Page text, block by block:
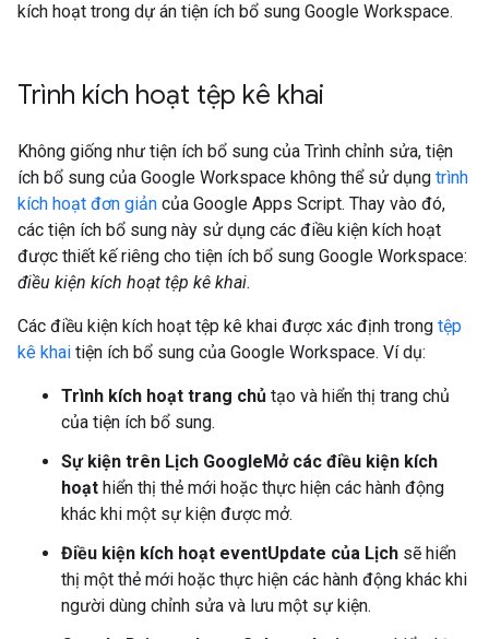
kích hoạt trong dự án tiện ích bổ sung Google Workspace.
Trình kích hoạt tệp kê khai
Không giống như tiện ích bổ sung của Trình chỉnh sửa, tiện
ích bổ sung của Google Workspace không thể sử dụng trình
kích hoạt đơn giản của Google Apps Script. Thay vào đó,
các tiện ích bổ sung này sử dụng các điều kiện kích hoạt
được thiết kế riêng cho tiện ích bổ sung Google Workspace:
điều kiện kích hoạt tệp kê khai.
Các điều kiện kích hoạt tệp kê khai được xác định trong tệp
kê khai tiện ích bổ sung của Google Workspace. Ví dụ:
Trình kích hoạt trang chủ tạo và hiển thị trang chủ
của tiện ích bổ sung.
Sự kiện trên Lịch GoogleMở các điều kiện kích
hoạt hiển thị thẻ mới hoặc thực hiện các hành động
khác khi một sự kiện được mở.
Điều kiện kích hoạt eventUpdate của Lịch sẽ hiển
thị một thẻ mới hoặc thực hiện các hành động khác khi
người dùng chỉnh sửa và lưu một sự kiện.